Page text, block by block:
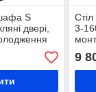
S
двері,
3-
9